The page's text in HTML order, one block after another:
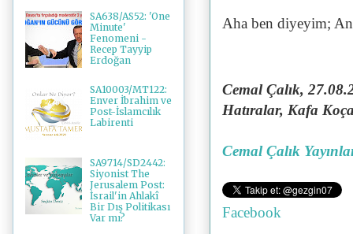
Aha ben diyeyim;
Cemal Çalık,
Hatıralar, Kafa
Cemal Çalık
Facebook
SA638/AS52: 'One
Minute'
Fenomeni -
Recep Tayyip
Erdoğan
SA10003/MT122:
Enver İbrahim ve
Post-İslamcılık
Labirenti
SA9714/SD2442:
Siyonist The
Jerusalem Post:
İsrail'in Ahlakî
Bir Dış Politikası
Var mı?